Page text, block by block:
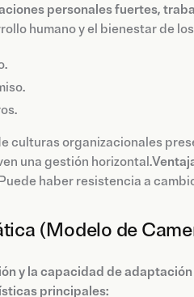
personales fuertes,
humano y el bienestar de
culturas organizacionales
una gestión horizontal.
haber resistencia a
(Modelo de
y la capacidad de
principales: